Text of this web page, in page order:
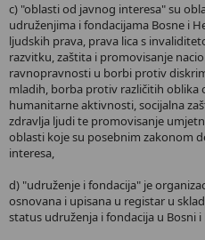
c) "oblasti od javnog interesa" su
udruženjima i fondacijama Bosne i
ljudskih prava, prava lica s
razvitku, zaštita i promovisanje
ravnopravnosti u borbi protiv
mladih, borba protiv različitih oblika
humanitarne aktivnosti, socijalna
zdravlja ljudi te promovisanje
oblasti koje su posebnim zakonom
interesa,
d) "udruženje i fondacija" je
osnovana i upisana u registar u
status udruženja i fondacija u Bosni